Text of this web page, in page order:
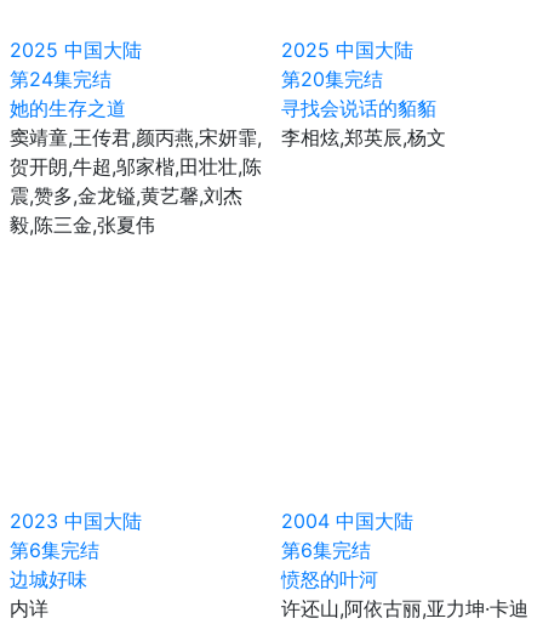
2025 中国大陆
第24集完结
她的生存之道
窦靖童,王传君,颜丙燕,宋妍霏,
贺开朗,牛超,邬家楷,田壮壮,陈
震,赞多,金龙镒,黄艺馨,刘杰
毅,陈三金,张夏伟
2025 中国大陆
第20集完结
寻找会说话的貊貊
李相炫,郑英辰,杨文
2023 中国大陆
第6集完结
边城好味
内详
2004 中国大陆
第6集完结
愤怒的叶河
许还山,阿依古丽,亚力坤·卡迪